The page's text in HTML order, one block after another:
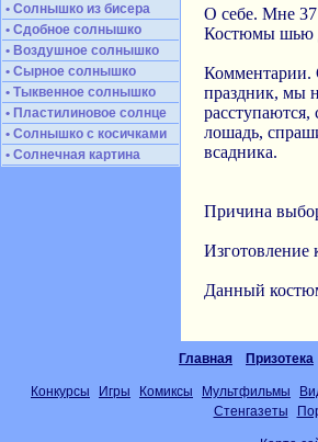
• Солнышко из бисера
• Сдобное солнышко
• Воздушное солнышко
• Сырное солнышко
• Тыквенное солнышко
• Пластилиновое солнце
• Солнышко с косичками
• Солнечная картина
О себе. Мне 37
Костюмы шью
Комментарии.
праздник, мы
расступаются,
лошадь,
всадника.
Причина
Изготовление
Данный
Главная Призотека
Конкурсы Игры Комиксы Мультфильмы
Стенгазеты